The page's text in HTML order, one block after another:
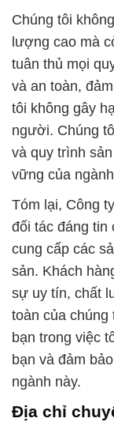
Chúng tôi
lượng cao mà
tuân thủ mọi
và an toàn,
tôi không gây
người. Chúng
và quy trình
vững của
Tóm lại, Công
đối tác đáng tin
cung cấp các
sản. Khách
sự uy tín, chất
toàn của chúng
bạn trong việc
bạn và đảm
ngành này.
Địa chỉ